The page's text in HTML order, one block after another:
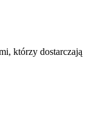
którzy dostarczają